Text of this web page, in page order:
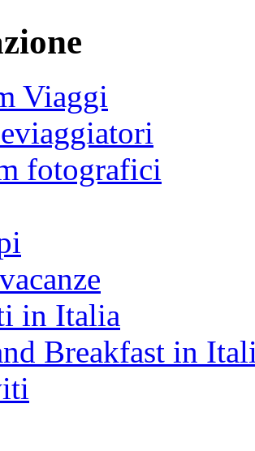
Viaggi
fotografici
in Italia
Breakfast in